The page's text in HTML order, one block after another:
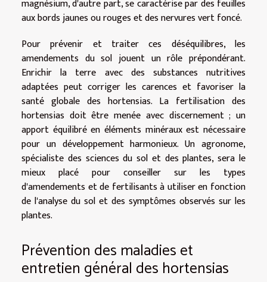
magnésium, d'autre part, se caractérise par des feuilles
aux bords jaunes ou rouges et des nervures vert foncé.
Pour prévenir et traiter ces déséquilibres, les
amendements du sol jouent un rôle prépondérant.
Enrichir la terre avec des substances nutritives
adaptées peut corriger les carences et favoriser la
santé globale des hortensias. La fertilisation des
hortensias doit être menée avec discernement ; un
apport équilibré en éléments minéraux est nécessaire
pour un développement harmonieux. Un agronome,
spécialiste des sciences du sol et des plantes, sera le
mieux placé pour conseiller sur les types
d'amendements et de fertilisants à utiliser en fonction
de l'analyse du sol et des symptômes observés sur les
plantes.
Prévention des maladies et
entretien général des hortensias